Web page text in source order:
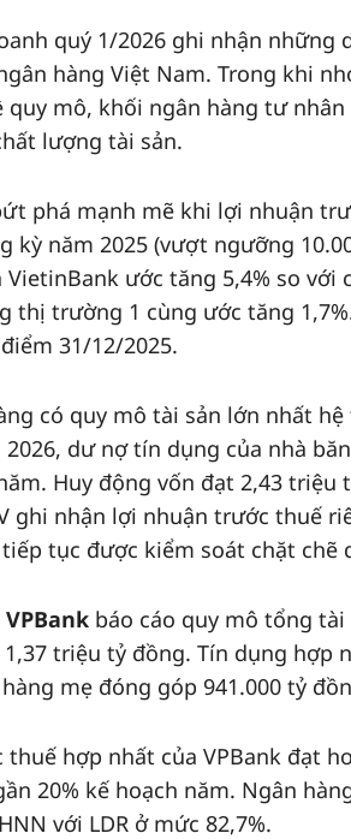
quý 1/2026 ghi nhận những
hàng Việt Nam. Trong khi
quy mô, khối ngân hàng tư
lượng tài sản.
phá mạnh mẽ khi lợi nhuận
kỳ năm 2025 (vượt ngưỡng
ước tăng 5,4% so
thị trường 1 cùng ước tăng
31/12/2025.
có quy mô tài sản lớn nhất
dư nợ tín dụng của nhà
Huy động vốn đạt 2,43 triệu
ghi nhận lợi nhuận trước thuế
tục được kiểm soát chặt chẽ
VPBank báo cáo quy mô tổng
triệu tỷ đồng. Tín dụng hợp
mẹ đóng góp 941.000 tỷ
hợp nhất của VPBank đạt
20% kế hoạch năm. Ngân
với LDR ở mức 82,7%.